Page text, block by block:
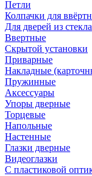
Петли
Колпачки для
Для дверей из стекла
Ввертные
Скрытой установки
Приварные
Накладные
Пружинные
Аксессуары
Упоры дверные
Торцевые
Напольные
Настенные
Глазки дверные
Видеоглазки
С пластиковой